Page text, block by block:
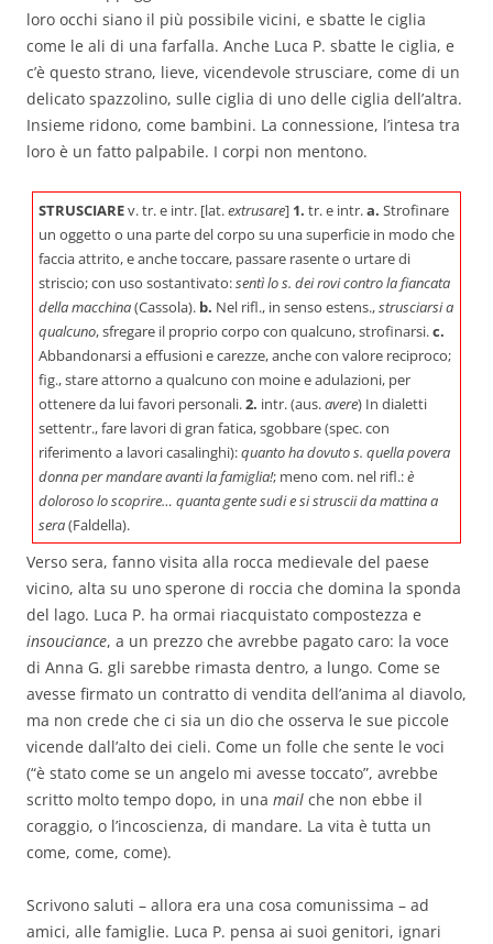
loro occhi siano il più possibile vicini, e sbatte le ciglia
come le ali di una farfalla. Anche Luca P. sbatte le ciglia, e
c’è questo strano, lieve, vicendevole strusciare, come di un
delicato spazzolino, sulle ciglia di uno delle ciglia dell’altra.
Insieme ridono, come bambini. La connessione, l’intesa tra
loro è un fatto palpabile. I corpi non mentono.
STRUSCIAREv. tr. e intr. [lat.extrusare] 1. tr. e intr.a. Strofinare
un oggetto o una parte del corpo su una superficie in modo che
faccia attrito, e anche toccare, passare rasente o urtare di
striscio; con uso sostantivato:sentì lo s. dei rovi contro la fiancata
della macchina(Cassola). b. Nel rifl., in senso estens.,strusciarsi a
qualcuno, sfregare il proprio corpo con qualcuno, strofinarsi.c.
Abbandonarsi a effusioni e carezze, anche con valore reciproco;
fig., stare attorno a qualcuno con moine e adulazioni, per
ottenere da lui favori personali.2. intr. (aus.avere) In dialetti
settentr., fare lavori di gran fatica, sgobbare (spec. con
riferimento a lavori casalinghi):quanto ha dovuto s. quella povera
donna per mandare avanti la famiglia!; meno com. nel rifl.:è
doloroso lo scoprire… quanta gente sudi e si struscii da mattina a
sera(Faldella).
Verso sera, fanno visita alla rocca medievale del paese
vicino, alta su uno sperone di roccia che domina la sponda
del lago. Luca P. ha ormai riacquistato compostezza e
insouciance, a un prezzo che avrebbe pagato caro: la voce
di Anna G. gli sarebbe rimasta dentro, a lungo. Come se
avesse firmato un contratto di vendita dell’anima al diavolo,
ma non crede che ci sia un dio che osserva le sue piccole
vicende dall’alto dei cieli. Come un folle che sente le voci
(“è stato come se un angelo mi avesse toccato”, avrebbe
scritto molto tempo dopo, in una mail che non ebbe il
coraggio, o l’incoscienza, di mandare. La vita è tutta un
come, come, come).
Scrivono saluti – allora era una cosa comunissima – ad
amici, alle famiglie. Luca P. pensa ai suoi genitori, ignari